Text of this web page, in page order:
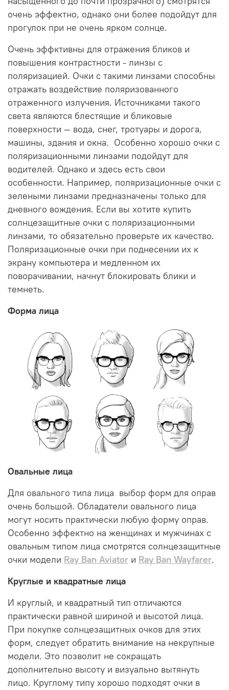
очень эффектно, однако они более подойдут для
прогулок при не очень ярком солнце.
Очень эффктивны для отражения бликов и
повышения контрастности - линзы с
поляризацией. Очки с такими линзами способны
отражать воздействие поляризованного
отраженного излучения. Источниками такого
света являются блестящие и бликовые
поверхности — вода, снег, тротуары и дорога,
машины, здания и окна. Особенно хорошо очки с
поляризационными линзами подойдут для
водителей. Однако и здесь есть свои
особенности. Например, поляризационные очки с
зелеными линзами предназначены только для
дневного вождения. Если вы хотите купить
солнцезащитные очки с поляризационными
линзами, то обязательно проверьте их качество.
Поляризационные очки при поднесении их к
экрану компьютера и медленном их
поворачивании, начнут блокировать блики и
темнеть.
Форма лица
Овальные лица
Для овального типа лица выбор форм для оправ
очень большой. Обладатели овального лица
могут носить практически любую форму оправ.
Особенно эффектно на женщинах и мужчинах с
овальным типом лица смотрятся солнцезащитные
очки модели Ray Ban Aviator и Ray Ban Wayfarer.
Круглые и квадратные лица
И круглый, и квадратный тип отличаются
практически равной шириной и высотой лица.
При покупке солнцезащитных очков для этих
форм, следует обратить внимание на некрупные
модели. Это позволит не сокращать
дополнительно высоту и визуально вытянуть
лицо. Круглому типу хорошо подходят очки в